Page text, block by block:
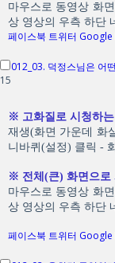
마우스로 동영상 화
상 영상의 우측 하단
페이스북 트위터 Google
15
012_03. 덕정스님은 어
※ 고화질로 시청하는
재생(화면 가운데 화
니바퀴(설정) 클릭 -
※ 전체(큰) 화면으로
마우스로 동영상 화
상 영상의 우측 하단
페이스북 트위터 Google